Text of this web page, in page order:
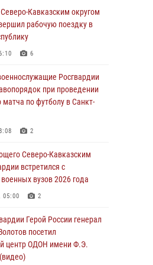
генерал-майор
выпуска «Легенды
Маршалом»
попытку руферов
Смольного собора в
(видео)
11:33
раненых росгвардейцев в
11:18 2
акция «Каникулы с
Кавказским округом
рабочую поездку в
6
Росгвардии
при проведении
матча по футболу в Санкт-
2
Северо-Кавказским
встретился с
вузов 2026 года
05:00 2
Герой России генерал
посетил
центр ОДОН имени Ф.Э.